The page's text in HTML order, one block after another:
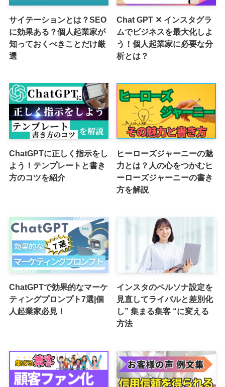
サイテーションとは？SEO
に効果ある？個人起業家が
知っておくべきことだけ厳
選
Chat GPT ✕ インスタグラ
ムでビジネスを最大化しよ
う！個人起業家に必要な分
析とは？
ChatGPTに正しく指示をし
よう！テンプレートと書き
方のコツを紹介
ヒーローズジャーニーの魅
力とは？人の心をつかむヒ
ーローズジャーニーの書き
方を解説
ChatGPTで効果的なマーケ
ティングプロンプト7選|個
人起業家必見！
インスタのペルソナ設定を
見直してライバルと差別化
し” 集まる集客 “に変える
方法